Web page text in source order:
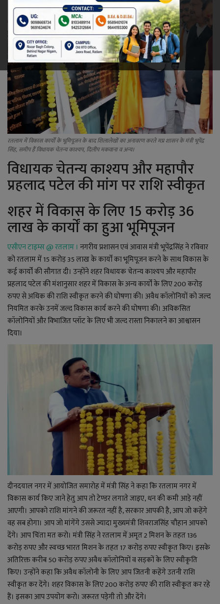
रेलवे
खेल
ज्योतिष
कला-साहित्य
निर्वाचन
धर्म-संस्कृति
करियर
YouTube
Language
English Hiindi
रतलाम में विकास कार्यों के भूमिपूजन के बाद शिलालेखों का अनावरण करते मप्र शासन के मंत्री भूपेंद्र
सिंह, समीप हैं विधायक चेतन्य काश्यप, दिलीप मकवाना व अन्य।
विधायक चेतन्य काश्यप और महापौर
प्रहलाद पटेल की मांग पर राशि स्वीकृत
शहर में विकास के लिए 15 करोड़ 36
लाख के कार्याें का हुआ भूमिपूजन
एसीएन टाइम्स @ रतलाम । नगरीय प्रशासन एवं आवास मंत्री भूपेंद्रसिंह ने रविवार
को रतलाम में 15 करोड़ 35 लाख के कार्याें का भूमिपूजन करने के साथ विकास के
कई कार्यों की सौगात दी। उन्होंने शहर विधायक चेतन्य काश्यप और महापौर
प्रहलाद पटेल की मंशानुसार शहर में विकास के अन्य कार्यों के लिए 200 करोड़
रुपए से अधिक की राशि स्वीकृत करने की घोषणा की। अवैध कॉलोनियों को जल्द
नियमित करके उनमें जल्द विकास कार्य करने की घोषणा की। अविकसित
कॉलोनियों और विभाजित प्लॉट के लिए भी जल्द रास्ता निकालने का आश्वासन
दिया।
दीनदयाल नगर में आयोजित समारोह में मंत्री सिंह ने कहा कि रतलाम नगर में
विकास कार्य किए जाने हेतु आप तो टेण्डर लगाते जाइए, धन की कमी आड़े नहीं
आएगी। आपको राशि मांगने की जरूरत नहीं है, सरकार आपकी है, आप जो कहेंगे
वह सब होगा। आप जो मांगेंगे उससे ज्यादा मुख्यमंत्री शिवराजसिंह चौहान आपको
देंगे। आप चिंता मत करो। मंत्री सिंह ने रतलाम में अमृत 2 मिशन के तहत 136
करोड़ रुपए और स्वच्छ भारत मिशन के तहत 17 करोड़ रुपए स्वीकृत किए। इसके
अतिरिक्त करीब 50 करोड़ रुपए अवैध कॉलोनियों व सड़कों के लिए स्वीकृति
किए। उन्होंने कहा कि अवैध कॉलोनी के लिए आप जितनी कहेंगे उतनी राशि
स्वीकृत कर देंगे। शहर विकास के लिए 200 करोड़ रुपए की राशि स्वीकृत कर रहे
हैं। इसका आप उपयोग करो। जरूरत पडे़गी तो और देंगे।